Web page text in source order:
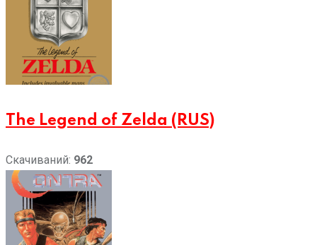
The Legend of Zelda (RUS)
Скачиваний: 962